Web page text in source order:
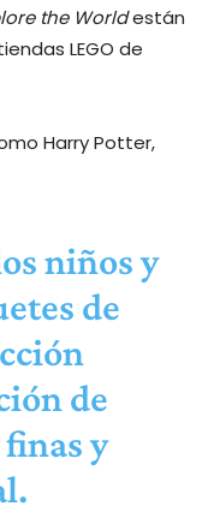
the Worldestán
LEGO de
Harry Potter,
niños y
de
de
y